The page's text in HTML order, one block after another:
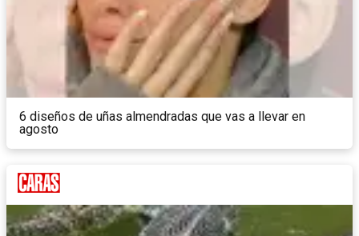
6 diseños de uñas almendradas que vas a llevar en
agosto